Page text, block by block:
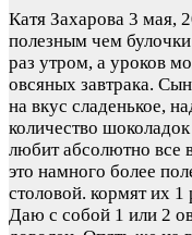
Катя Захарова 3 мая,
полезным чем
раз утром, а уроков
овсяных завтрака.
на вкус сладенькое,
количество
любит абсолютно все
это намного более
столовой. кормят их
Даю с собой 1 или 2